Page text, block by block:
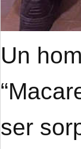
Un
ser